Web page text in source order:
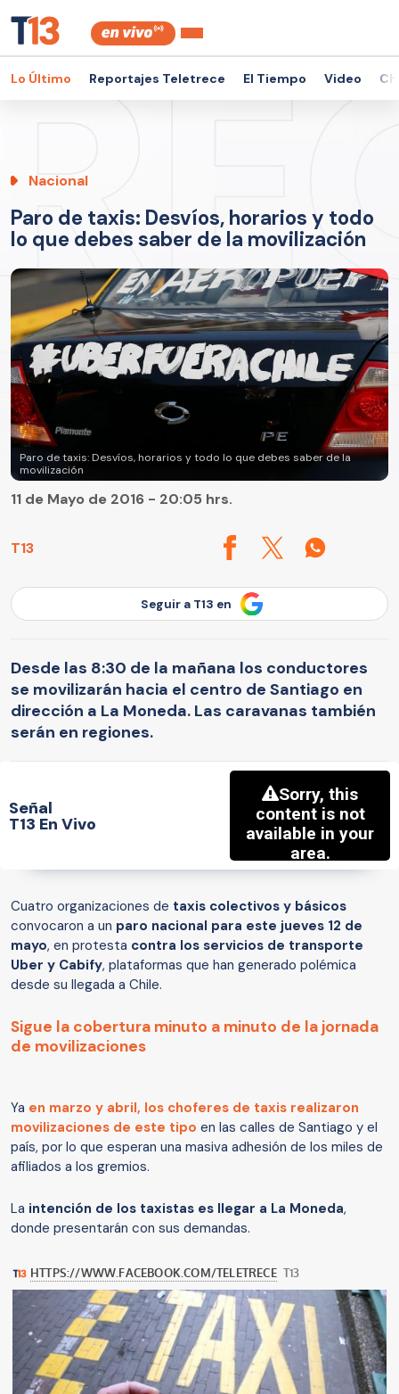
Lo Último Reportajes Teletrece El Tiempo Video
Nacional
Paro de taxis: Desvíos, horarios y todo
lo que debes saber de la movilización
Paro de taxis: Desvíos, horarios y todo lo que debes saber de la
movilización
T13
11 de Mayo de 2016 - 20:05 hrs.
Seguir a T13 en
Desde las 8:30 de la mañana los conductores
se movilizarán hacia el centro de Santiago en
dirección a La Moneda. Las caravanas también
serán en regiones.
Señal
T13 En Vivo
Cuatro organizaciones de taxis colectivos y básicos
convocaron a un paro nacional para este jueves 12 de
mayo, en protesta contra los servicios de transporte
Uber y Cabify, plataformas que han generado polémica
desde su llegada a Chile.
Sigue la cobertura minuto a minuto de la jornada
de movilizaciones
Ya en marzo y abril, los choferes de taxis realizaron
movilizaciones de este tipo en las calles de Santiago y el
país, por lo que esperan una masiva adhesión de los miles de
afiliados a los gremios.
La intención de los taxistas es llegar a La Moneda,
donde presentarán con sus demandas.